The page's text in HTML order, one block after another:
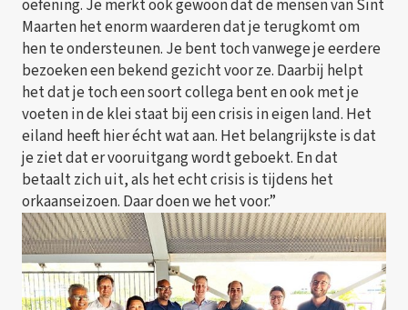
oefening. Je merkt ook gewoon dat de mensen van Sint
Maarten het enorm waarderen dat je terugkomt om
hen te ondersteunen. Je bent toch vanwege je eerdere
bezoeken een bekend gezicht voor ze. Daarbij helpt
het dat je toch een soort collega bent en ook met je
voeten in de klei staat bij een crisis in eigen land. Het
eiland heeft hier écht wat aan. Het belangrijkste is dat
je ziet dat er vooruitgang wordt geboekt. En dat
betaalt zich uit, als het echt crisis is tijdens het
orkaanseizoen. Daar doen we het voor.”